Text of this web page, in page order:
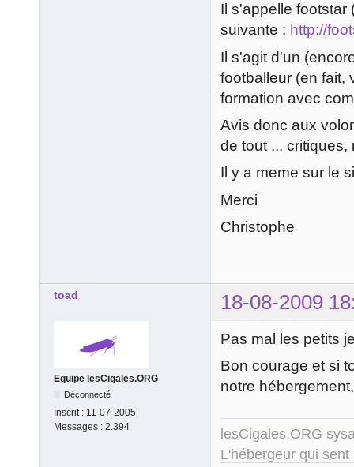
Il s'appelle footstar
suivante : http://
Il s'agit d'un
footballeur (en fait,
formation avec
Avis donc aux
de tout ... critiques,
Il y a meme sur le
Merci
Christophe
toad 18-08-2009
Equipe lesCigales.ORG
Déconnecté
Inscrit : 11-07-2005
Messages : 2.394
Pas mal les petits
Bon courage et si
notre
lesCigales.ORG
L'hébergeur qui